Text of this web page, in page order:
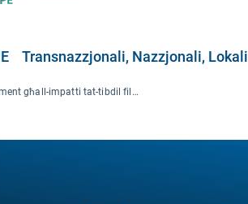
Transnazzjonali, Nazzjonali, Lokali
L-adattament għall-impatti tat-tibdil fil-klima: It-tisħiħ tal-isforzi qabel il-COP26